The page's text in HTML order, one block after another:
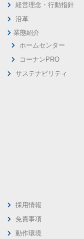
経営理念・行動指針
沿革
業態紹介
ホームセンター
コーナンPRO
サステナビリティ
採用情報
免責事項
動作環境